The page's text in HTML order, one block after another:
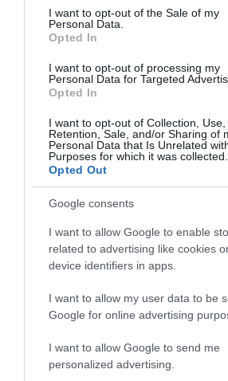
consent section.
I want to opt-out of the Sale of my
Personal Data.
Opted In
I want to opt-out of processing my
Personal Data for Targeted
Opted In
I want to opt-out of Collection, Use,
Retention, Sale, and/or Sharing of
Personal Data that Is Unrelated
Purposes for which it was collected.
Opted Out
Google consents
I want to allow Google to enable
related to advertising like cookies
device identifiers in apps.
I want to allow my user data to be
Google for online advertising
I want to allow Google to send me
personalized advertising.
Ne maradjon le a legfrissebb
bennünket az EGRI ÜGYEK
VISSZA A FŐOLDALRA
Legfrissebb híreink
KÜZDELE...
2026. augusztus 06